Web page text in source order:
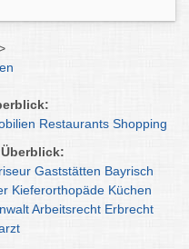
Restaurants Shopping
Gaststätten Bayrisch
Kieferorthopäde Küchen
Arbeitsrecht Erbrecht